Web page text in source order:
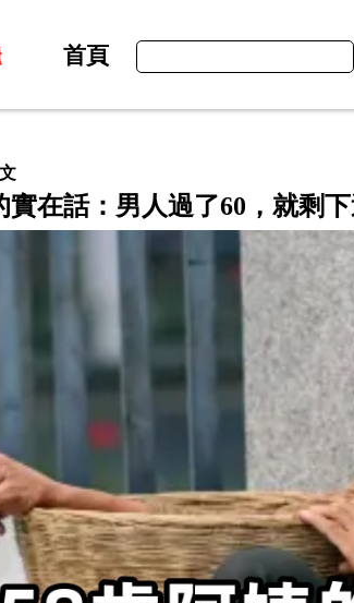
首頁
實在話：男人過了60，就剩下